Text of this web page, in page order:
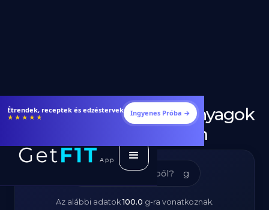
Fogyj és izmosodj hatékonyabban
★★★★★ Ingyenes Próba →
Chia mag – Tápanyagok
és Kalóriatartalom
g
Az alábbi adatok100.0 g-ra vonatkoznak.